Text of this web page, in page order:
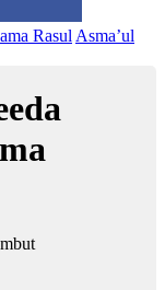
Rasul Asma’ul